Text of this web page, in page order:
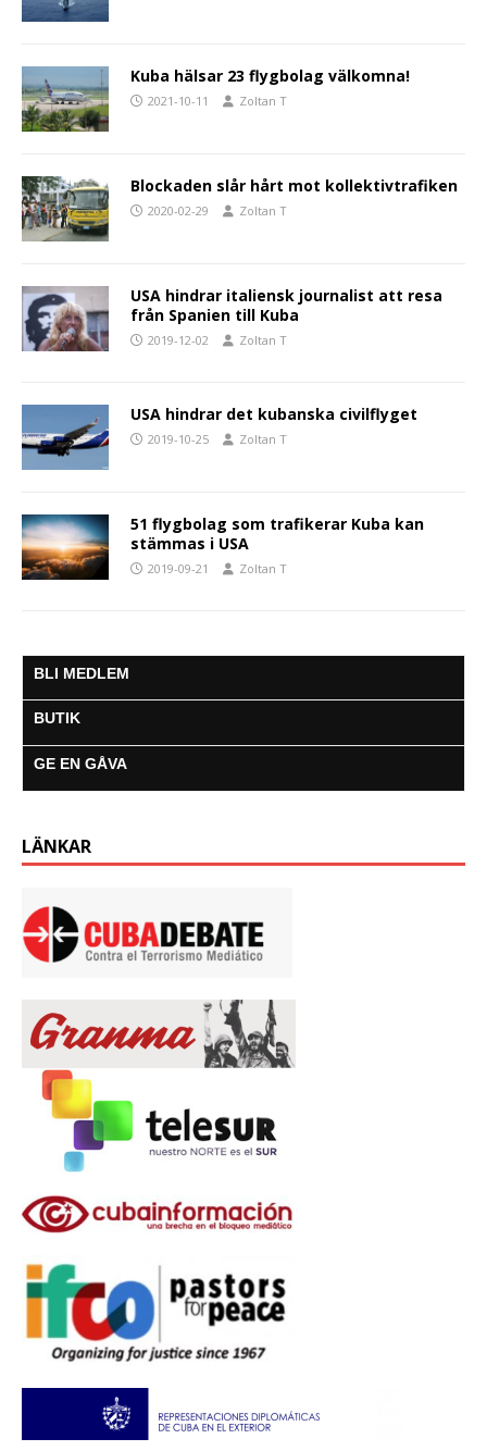
Kuba hälsar 23 flygbolag välkomna!
2021-10-11 Zoltan T
Blockaden slår hårt mot kollektivtrafiken
2020-02-29 Zoltan T
USA hindrar italiensk journalist att resa
från Spanien till Kuba
2019-12-02 Zoltan T
USA hindrar det kubanska civilflyget
2019-10-25 Zoltan T
51 flygbolag som trafikerar Kuba kan
stämmas i USA
2019-09-21 Zoltan T
BLI MEDLEM
BUTIK
GE EN GÅVA
LÄNKAR